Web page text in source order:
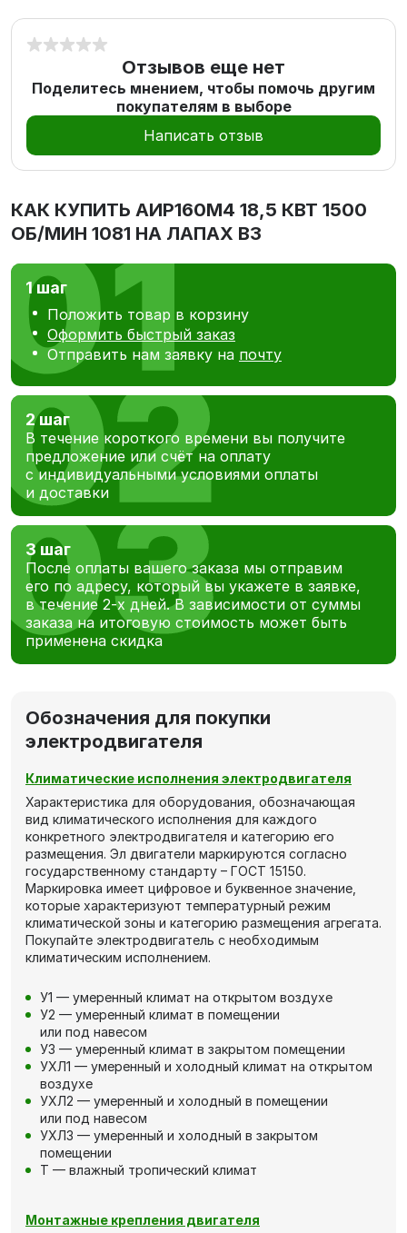
Отзывов еще нет
Поделитесь мнением, чтобы помочь другим
покупателям в выборе
Написать отзыв
КАК КУПИТЬ АИР160М4 18,5 КВТ 1500
ОБ/МИН 1081 НА ЛАПАХ В3
1 шаг
Положить товар в корзину
Оформить быстрый заказ
Отправить нам заявку на почту
2 шаг
В течение короткого времени вы получите
предложение или счёт на оплату
с индивидуальными условиями оплаты
и доставки
3 шаг
После оплаты вашего заказа мы отправим
его по адресу, который вы укажете в заявке,
в течение 2-х дней. В зависимости от суммы
заказа на итоговую стоимость может быть
применена скидка
Обозначения для покупки
электродвигателя
Климатические исполнения электродвигателя
Характеристика для оборудования, обозначающая
вид климатического исполнения для каждого
конкретного электродвигателя и категорию его
размещения. Эл двигатели маркируются согласно
государственному стандарту – ГОСТ 15150.
Маркировка имеет цифровое и буквенное значение,
которые характеризуют температурный режим
климатической зоны и категорию размещения агрегата.
Покупайте электродвигатель с необходимым
климатическим исполнением.
У1 — умеренный климат на открытом воздухе
У2 — умеренный климат в помещении
или под навесом
У3 — умеренный климат в закрытом помещении
УХЛ1 — умеренный и холодный климат на открытом
воздухе
УХЛ2 — умеренный и холодный в помещении
или под навесом
УХЛ3 — умеренный и холодный в закрытом
помещении
Т — влажный тропический климат
Монтажные крепления двигателя